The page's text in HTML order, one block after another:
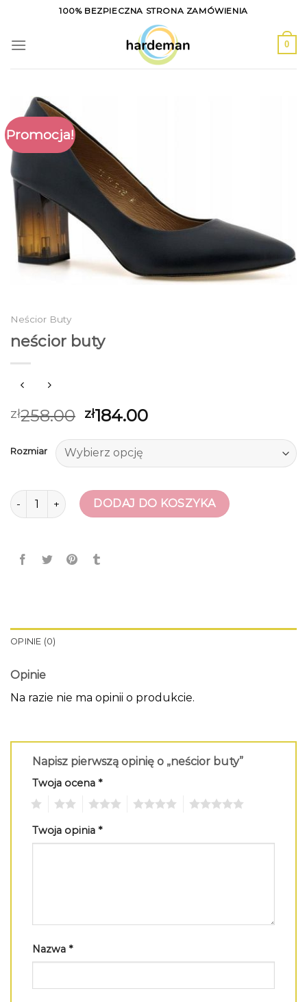
content
100% BEZPIECZNA STRONA ZAMÓWIENIA
0
Promocja!
Neścior Buty
neścior buty
zł258.00 zł184.00
Rozmiar
ilość neścior butyDODAJ DO KOSZYKA
OPINIE (0)
Opinie
Na razie nie ma opinii o produkcie.
Napisz pierwszą opinię o „neścior buty”
Twoja ocena *
Twoja opinia *
Nazwa *